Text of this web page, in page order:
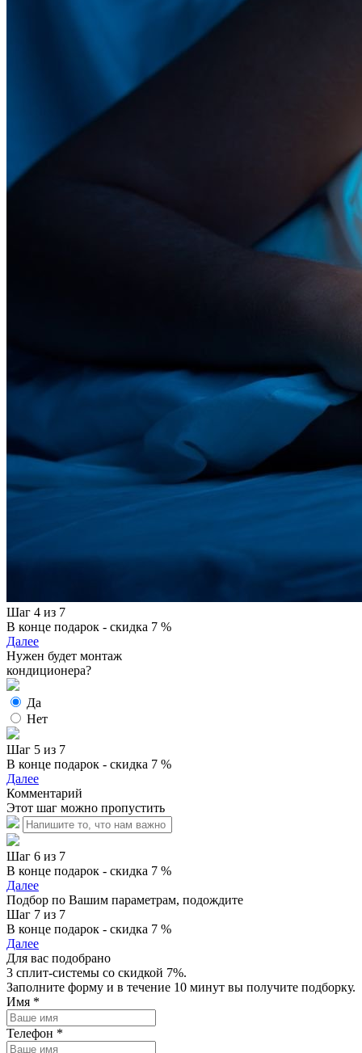
Шаг 4 из 7
В конце подарок - скидка 7 %
Далее
Нужен будет монтаж
кондиционера?
Да
Нет
Шаг 5 из 7
В конце подарок - скидка 7 %
Далее
Комментарий
Этот шаг можно пропустить
Шаг 6 из 7
В конце подарок - скидка 7 %
Далее
Подбор по Вашим параметрам, подождите
Шаг 7 из 7
В конце подарок - скидка 7 %
Далее
Для вас подобрано
3 сплит-системы со скидкой 7%.
Заполните форму и в течение 10 минут вы получите подборку.
Имя *
Телефон *